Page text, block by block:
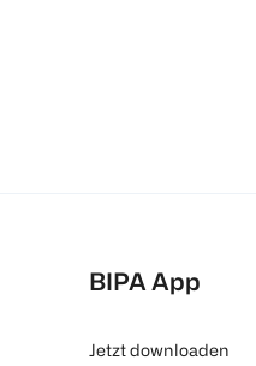
BIPA App
Jetzt downloaden